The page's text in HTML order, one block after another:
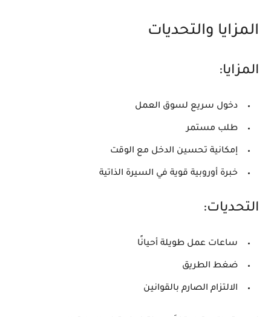
المزايا والتحديات
المزايا:
دخول سريع لسوق العمل
طلب مستمر
إمكانية تحسين الدخل مع الوقت
خبرة أوروبية قوية في السيرة الذاتية
التحديات:
ساعات عمل طويلة أحيانًا
ضغط الطريق
الالتزام الصارم بالقوانين